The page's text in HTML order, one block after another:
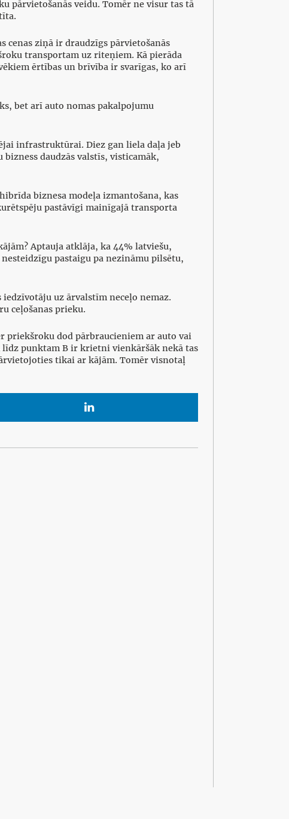
pārvietošanās veidu. Tomēr ne visur tas tā
cenas ziņā ir draudzīgs pārvietošanās
transportam uz riteņiem. Kā pierāda
ērtības un brīvība ir svarīgas, ko arī
bet arī auto nomas pakalpojumu
infrastruktūrai. Diez gan liela daļa jeb
daudzās valstīs, visticamāk,
biznesa modeļa izmantošana, kas
pastāvīgi mainīgajā transporta
Aptauja atklāja, ka 44% latviešu,
pastaigu pa nezināmu pilsētu,
uz ārvalstīm neceļo nemaz.
ceļošanas prieku.
priekšroku dod pārbraucieniem ar auto vai
punktam B ir krietni vienkāršāk nekā tas
tikai ar kājām. Tomēr visnotaļ
